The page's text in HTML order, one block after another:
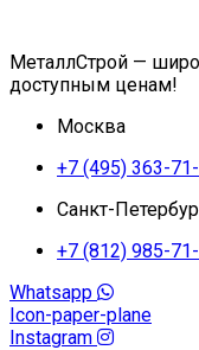
МеталлСтрой —
доступным ценам!
Москва
+7 (495) 363-
Санкт-
+7 (812) 985-
Whatsapp
Icon-paper-plane
Instagram